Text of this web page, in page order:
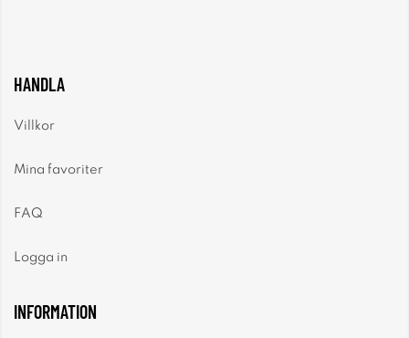
HANDLA
Villkor
Mina favoriter
FAQ
Logga in
INFORMATION